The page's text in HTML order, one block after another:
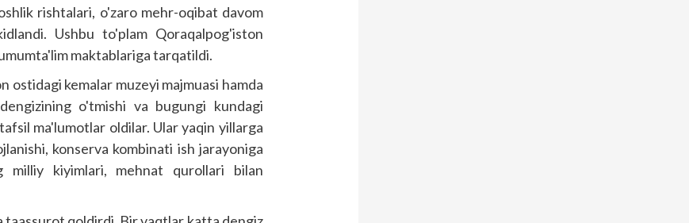
rishtalari, o'zaro mehr-oqibat davom
Ushbu to'plam Qoraqalpog'iston
maktablariga tarqatildi.
ostidagi kemalar muzeyi majmuasi hamda
o'tmishi va bugungi kundagi
ma'lumotlar oldilar. Ular yaqin yillarga
konserva kombinati ish jarayoniga
milliy kiyimlari, mehnat qurollari bilan